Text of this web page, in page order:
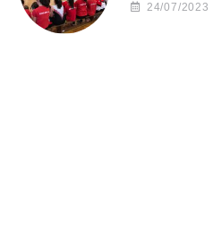
24/07/2023